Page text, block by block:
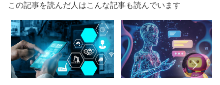
この記事を読んだ人はこんな記事も読んでいます